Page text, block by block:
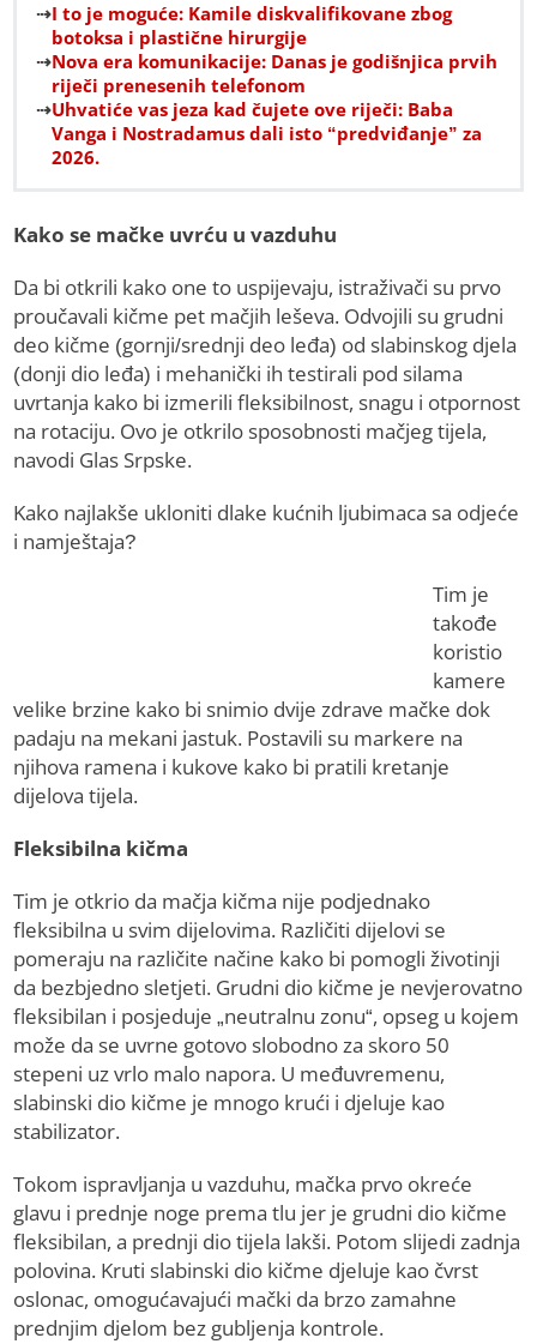
I to je moguće: Kamile diskvalifikovane zbog
botoksa i plastične hirurgije
Nova era komunikacije: Danas je godišnjica prvih
riječi prenesenih telefonom
Uhvatiće vas jeza kad čujete ove riječi: Baba
Vanga i Nostradamus dali isto “predviđanje” za
2026.
Kako se mačke uvrću u vazduhu
Da bi otkrili kako one to uspijevaju, istraživači su prvo
proučavali kičme pet mačjih leševa. Odvojili su grudni
deo kičme (gornji/srednji deo leđa) od slabinskog djela
(donji dio leđa) i mehanički ih testirali pod silama
uvrtanja kako bi izmerili fleksibilnost, snagu i otpornost
na rotaciju. Ovo je otkrilo sposobnosti mačjeg tijela,
navodi Glas Srpske.
Kako najlakše ukloniti dlake kućnih ljubimaca sa odjeće
i namještaja?
Tim je
takođe
koristio
kamere
velike brzine kako bi snimio dvije zdrave mačke dok
padaju na mekani jastuk. Postavili su markere na
njihova ramena i kukove kako bi pratili kretanje
dijelova tijela.
Fleksibilna kičma
Tim je otkrio da mačja kičma nije podjednako
fleksibilna u svim dijelovima. Različiti dijelovi se
pomeraju na različite načine kako bi pomogli životinji
da bezbjedno sletjeti. Grudni dio kičme je nevjerovatno
fleksibilan i posjeduje „neutralnu zonu“, opseg u kojem
može da se uvrne gotovo slobodno za skoro 50
stepeni uz vrlo malo napora. U međuvremenu,
slabinski dio kičme je mnogo krući i djeluje kao
stabilizator.
Tokom ispravljanja u vazduhu, mačka prvo okreće
glavu i prednje noge prema tlu jer je grudni dio kičme
fleksibilan, a prednji dio tijela lakši. Potom slijedi zadnja
polovina. Kruti slabinski dio kičme djeluje kao čvrst
oslonac, omogućavajući mački da brzo zamahne
prednjim djelom bez gubljenja kontrole.